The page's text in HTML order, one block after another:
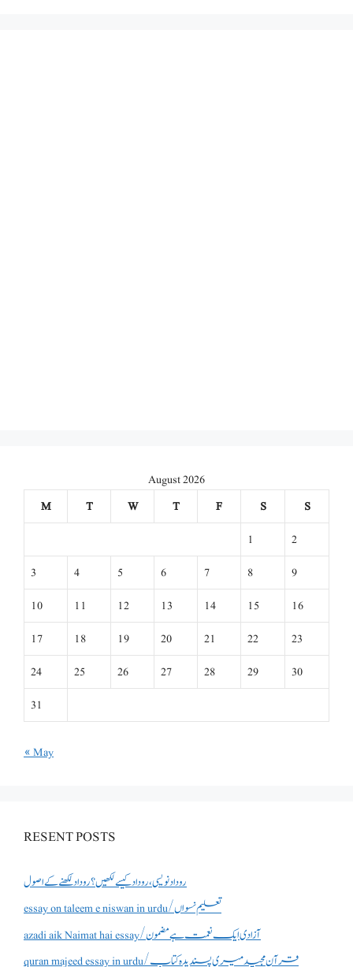
August 2026
M
T W T F S
S
1
2
3
4 5 6 7 8
9
10
11 12 13 14 15
16
17
18 19 20 21 22
23
24
25 26 27 28 29
30
31
« May
RESENT POSTS
روداد نویسی ،روداد کیسے لکھیں؟ روداد لکھنے کے اصول
essay on taleem e niswan in urdu/تعلیم نسواں
azadi aik Naimat hai essay/آزادی ایک نعمت ہے مضمون
quran majeed essay in urdu/قرآن مجید میری پسندیدہ کتاب